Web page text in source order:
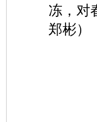
冻，对
郑彬）